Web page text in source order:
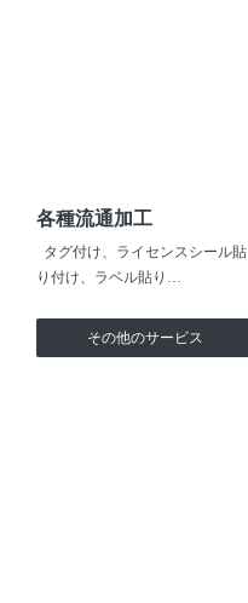
各種流通加工
タグ付け、ライセンスシール貼
り付け、ラベル貼り…
その他のサービス